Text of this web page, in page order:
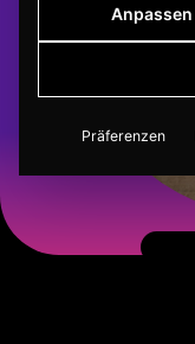
Anpassen
Präferenzen